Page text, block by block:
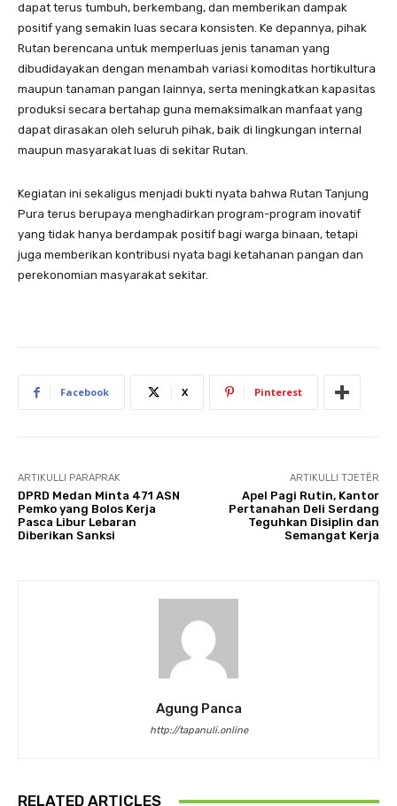
dapat terus tumbuh, berkembang, dan memberikan dampak
positif yang semakin luas secara konsisten. Ke depannya, pihak
Rutan berencana untuk memperluas jenis tanaman yang
dibudidayakan dengan menambah variasi komoditas hortikultura
maupun tanaman pangan lainnya, serta meningkatkan kapasitas
produksi secara bertahap guna memaksimalkan manfaat yang
dapat dirasakan oleh seluruh pihak, baik di lingkungan internal
maupun masyarakat luas di sekitar Rutan.
Kegiatan ini sekaligus menjadi bukti nyata bahwa Rutan Tanjung
Pura terus berupaya menghadirkan program-program inovatif
yang tidak hanya berdampak positif bagi warga binaan, tetapi
juga memberikan kontribusi nyata bagi ketahanan pangan dan
perekonomian masyarakat sekitar.
Facebook X Pinterest
ARTIKULLI PARAPRAK
DPRD Medan Minta 471 ASN
Pemko yang Bolos Kerja
Pasca Libur Lebaran
Diberikan Sanksi
ARTIKULLI TJETËR
Apel Pagi Rutin, Kantor
Pertanahan Deli Serdang
Teguhkan Disiplin dan
Semangat Kerja
Agung Panca
http://tapanuli.online
RELATED ARTICLES